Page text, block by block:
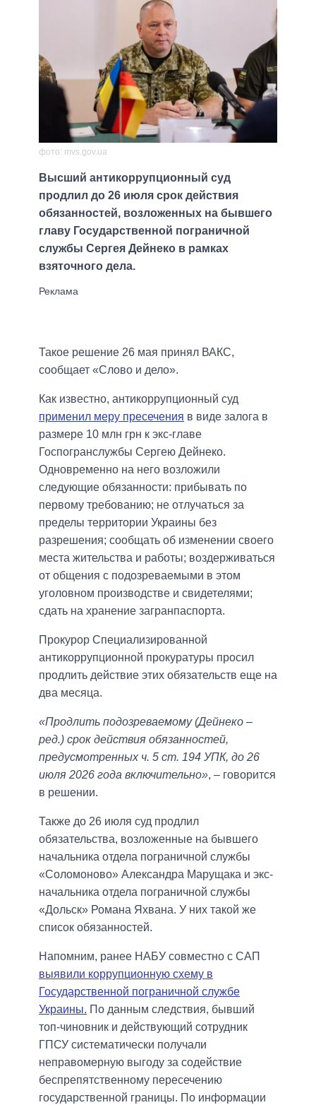
фото: mvs.gov.ua
Высший антикоррупционный суд
продлил до 26 июля срок действия
обязанностей, возложенных на бывшего
главу Государственной пограничной
службы Сергея Дейнеко в рамках
взяточного дела.
Такое решение 26 мая принял ВАКС,
сообщает «Слово и дело».
Как известно, антикоррупционный суд
применил меру пресечения в виде залога в
размере 10 млн грн к экс-главе
Госпогранслужбы Сергею Дейнеко.
Одновременно на него возложили
следующие обязанности: прибывать по
первому требованию; не отлучаться за
пределы территории Украины без
разрешения; сообщать об изменении своего
места жительства и работы; воздерживаться
от общения с подозреваемыми в этом
уголовном производстве и свидетелями;
сдать на хранение загранпаспорта.
Прокурор Специализированной
антикоррупционной прокуратуры просил
продлить действие этих обязательств еще на
два месяца.
«Продлить подозреваемому (Дейнеко –
ред.) срок действия обязанностей,
предусмотренных ч. 5 ст. 194 УПК, до 26
июля 2026 года включительно», – говорится
в решении.
Также до 26 июля суд продлил
обязательства, возложенные на бывшего
начальника отдела пограничной службы
«Соломоново» Александра Марущака и экс-
начальника отдела пограничной службы
«Дольск» Романа Яхвана. У них такой же
список обязанностей.
Напомним, ранее НАБУ совместно с САП
выявили коррупционную схему в
Государственной пограничной службе
Украины. По данным следствия, бывший
топ-чиновник и действующий сотрудник
ГПСУ систематически получали
неправомерную выгоду за содействие
беспрепятственному пересечению
государственной границы. По информации